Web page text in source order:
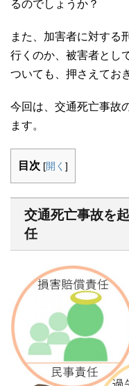
るのでしょうか？
また、加害者に対する
行くのか、被害者とし
ついても、押さえてお
今回は、交通死亡事故
ます。
目次 [開く ]
交通死亡事故を
任